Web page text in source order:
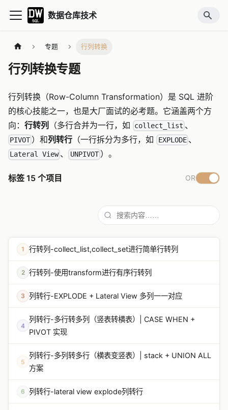
数据仓库技术
专题 行列转换
行列转换专题
行列转换（Row-Column Transformation）是 SQL 进阶
的核心技能之一，也是大厂面试的必考题。它涵盖两个方
向： 行转列 （多行合并为一行，如 collect_list 、
PIVOT ）和列转行 （一行拆分为多行，如 EXPLODE 、
Lateral View 、 UNPIVOT ）。
标签 15 个项目 OR
1 行转列-collect_list,collect_set进行简单行转列
2 行转列-使用transform进行有序行转列
3 列转行-EXPLODE + Lateral View 多列一一对应
4
列转行-多行转多列（竖表转横表）| CASE WHEN +
PIVOT 实现
5
列转行-多列转多行（横表变竖表）| stack + UNION ALL
方案
6 列转行-lateral view explode列转行